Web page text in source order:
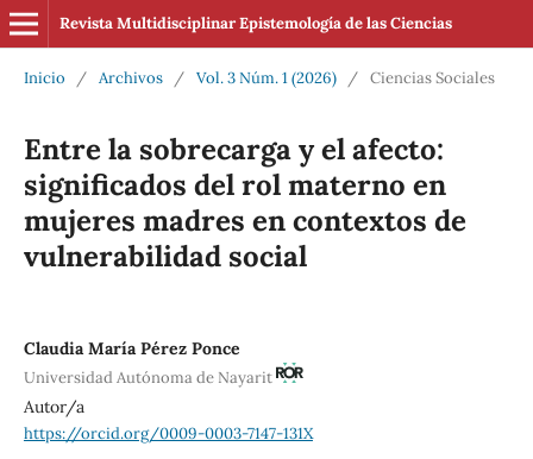
Revista Multidisciplinar Epistemología de las Ciencias
Inicio / Archivos / Vol. 3 Núm. 1 (2026) / Ciencias Sociales
Entre la sobrecarga y el afecto:
significados del rol materno en
mujeres madres en contextos de
vulnerabilidad social
Claudia María Pérez Ponce
Universidad Autónoma de Nayarit
Autor/a
https://orcid.org/0009-0003-7147-131X